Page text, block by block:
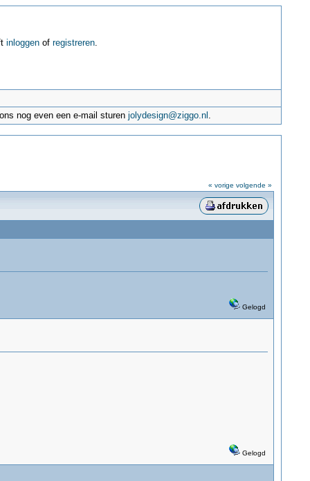
inloggenof registreren.
nog even een e-mail sturenjolydesign@ziggo.nl .
« vorige volgende »
Gelogd
Gelogd